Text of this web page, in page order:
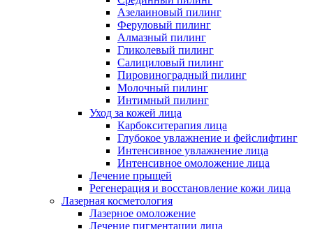
Азелаиновый пилинг
Феруловый пилинг
Алмазный пилинг
Гликолевый пилинг
Салициловый пилинг
Пировиноградный пилинг
Молочный пилинг
Интимный пилинг
Уход за кожей лица
Карбокситерапия лица
Глубокое увлажнение и фейслифтинг
Интенсивное увлажнение лица
Интенсивное омоложение лица
Лечение прыщей
Регенерация и восстановление кожи лица
Лазерная косметология
Лазерное омоложение
Лечение пигментации лица